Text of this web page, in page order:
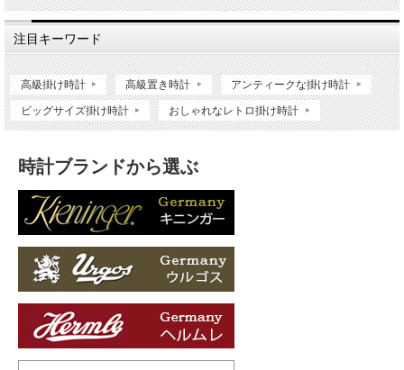
注目キーワード
高級掛け時計 高級置き時計 アンティークな掛け時計
ビッグサイズ掛け時計 おしゃれなレトロ掛け時計
時計ブランドから選ぶ